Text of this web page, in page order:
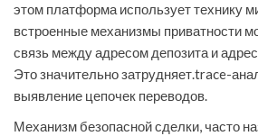
этом платформа использует технику
встроенные механизмы приватности
связь между адресом депозита и
Это значительно затрудняет.trace-
выявление цепочек переводов.
Механизм безопасной сделки, часто